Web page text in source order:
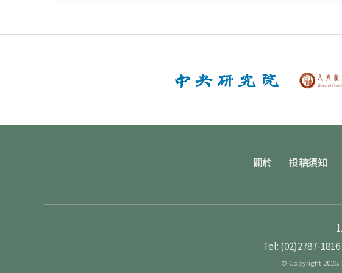
關於 投稿須知
Tel: (02)2787-1816
© Copyright 2026.